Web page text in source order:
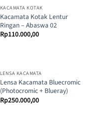
KACAMATA KOTAK
Kacamata Kotak Lentur
Ringan – Abaswa 02
Rp110.000,00
LENSA KACAMATA
Lensa Kacamata Bluecromic
(Photocromic + Blueray)
Rp250.000,00